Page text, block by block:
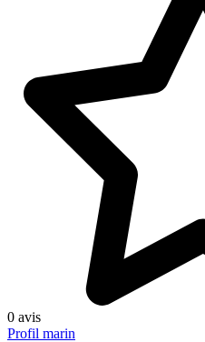
0 avis
Profil marin